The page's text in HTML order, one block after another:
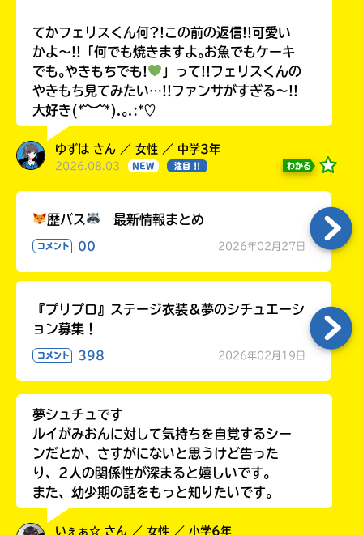
てかフェリスくん何?!この前の返信!!可愛い
かよ〜!!「何でも焼きますよ｡お魚でもケーキ
でも｡やきもちでも!
」って!!フェリスくんの
やきもち見てみたい…!!ファンサがすぎる〜!!
大好き(*˘︶˘*).｡.:*♡
ゆずは さん ／ 女性 ／ 中学3年
2026.08.03 NEW 注目 !! わかる
歴バス 最新情報まとめ
コメント 00 2026年02月27日
『プリプロ』ステージ衣装＆夢のシチュエーシ
ョン募集！
コメント 398 2026年02月19日
夢シュチュです
ルイがみおんに対して気持ちを自覚するシー
ンだとか、さすがにないと思うけど告った
り、2人の関係性が深まると嬉しいです。
また、幼少期の話をもっと知りたいです。
いぇぁ☆ さん ／ 女性 ／ 小学6年